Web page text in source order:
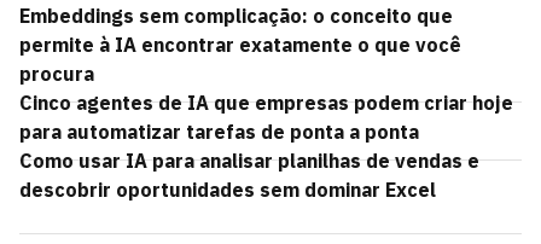
Embeddings sem complicação: o conceito que
permite à IA encontrar exatamente o que você
procura
Cinco agentes de IA que empresas podem criar hoje
para automatizar tarefas de ponta a ponta
Como usar IA para analisar planilhas de vendas e
descobrir oportunidades sem dominar Excel